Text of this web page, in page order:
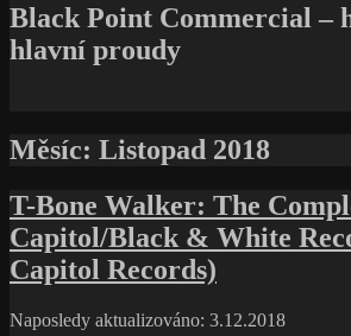
Black Point Commercial –
hlavní proudy
Měsíc: Listopad 2018
T-Bone Walker: The
Capitol/Black & White
Capitol Records)
Naposledy aktualizováno: 3.12.2018